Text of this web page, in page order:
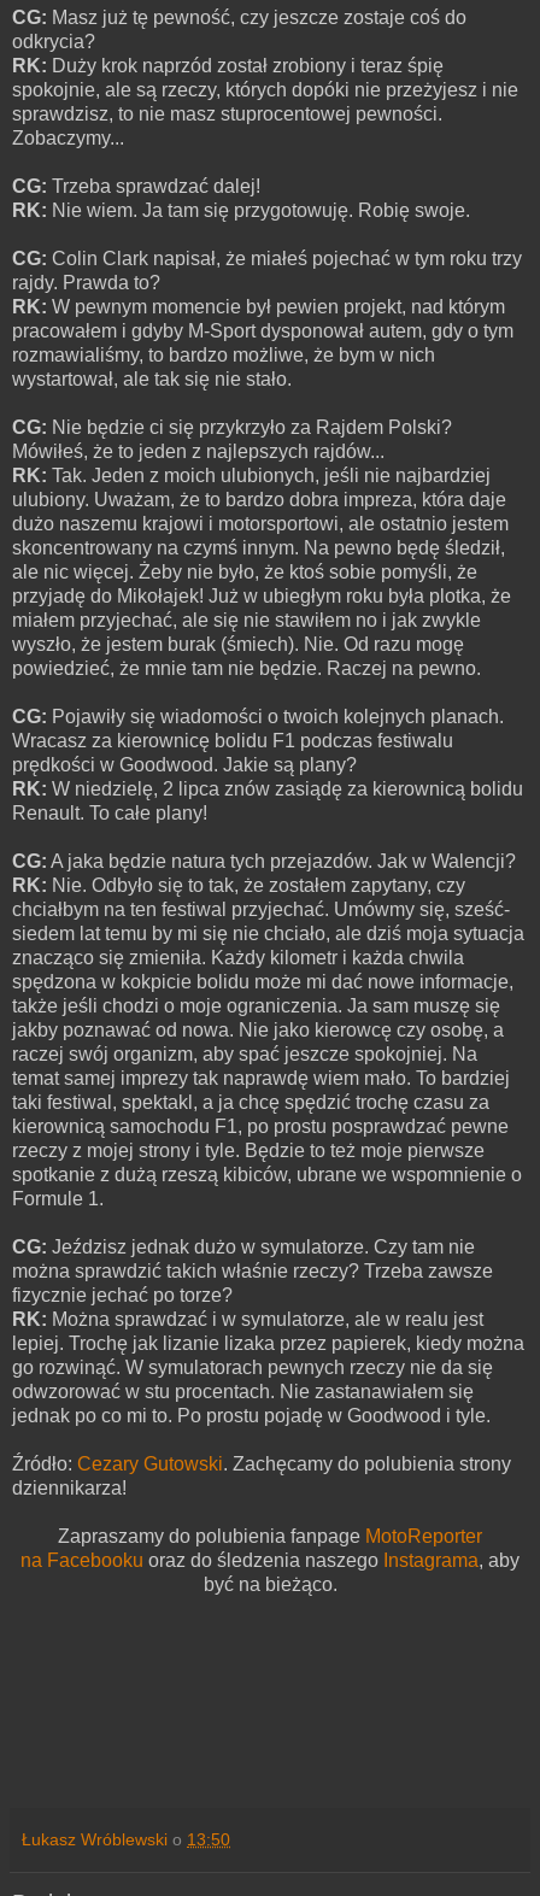
CG: Masz już tę pewność, czy jeszcze zostaje coś do
odkrycia?
RK: Duży krok naprzód został zrobiony i teraz śpię
spokojnie, ale są rzeczy, których dopóki nie przeżyjesz i nie
sprawdzisz, to nie masz stuprocentowej pewności.
Zobaczymy...
CG: Trzeba sprawdzać dalej!
RK: Nie wiem. Ja tam się przygotowuję. Robię swoje.
CG: Colin Clark napisał, że miałeś pojechać w tym roku trzy
rajdy. Prawda to?
RK: W pewnym momencie był pewien projekt, nad którym
pracowałem i gdyby M-Sport dysponował autem, gdy o tym
rozmawialiśmy, to bardzo możliwe, że bym w nich
wystartował, ale tak się nie stało.
CG: Nie będzie ci się przykrzyło za Rajdem Polski?
Mówiłeś, że to jeden z najlepszych rajdów...
RK: Tak. Jeden z moich ulubionych, jeśli nie najbardziej
ulubiony. Uważam, że to bardzo dobra impreza, która daje
dużo naszemu krajowi i motorsportowi, ale ostatnio jestem
skoncentrowany na czymś innym. Na pewno będę śledził,
ale nic więcej. Żeby nie było, że ktoś sobie pomyśli, że
przyjadę do Mikołajek! Już w ubiegłym roku była plotka, że
miałem przyjechać, ale się nie stawiłem no i jak zwykle
wyszło, że jestem burak (śmiech). Nie. Od razu mogę
powiedzieć, że mnie tam nie będzie. Raczej na pewno.
CG: Pojawiły się wiadomości o twoich kolejnych planach.
Wracasz za kierownicę bolidu F1 podczas festiwalu
prędkości w Goodwood. Jakie są plany?
RK: W niedzielę, 2 lipca znów zasiądę za kierownicą bolidu
Renault. To całe plany!
CG: A jaka będzie natura tych przejazdów. Jak w Walencji?
RK: Nie. Odbyło się to tak, że zostałem zapytany, czy
chciałbym na ten festiwal przyjechać. Umówmy się, sześć-
siedem lat temu by mi się nie chciało, ale dziś moja sytuacja
znacząco się zmieniła. Każdy kilometr i każda chwila
spędzona w kokpicie bolidu może mi dać nowe informacje,
także jeśli chodzi o moje ograniczenia. Ja sam muszę się
jakby poznawać od nowa. Nie jako kierowcę czy osobę, a
raczej swój organizm, aby spać jeszcze spokojniej. Na
temat samej imprezy tak naprawdę wiem mało. To bardziej
taki festiwal, spektakl, a ja chcę spędzić trochę czasu za
kierownicą samochodu F1, po prostu posprawdzać pewne
rzeczy z mojej strony i tyle. Będzie to też moje pierwsze
spotkanie z dużą rzeszą kibiców, ubrane we wspomnienie o
Formule 1.
CG: Jeździsz jednak dużo w symulatorze. Czy tam nie
można sprawdzić takich właśnie rzeczy? Trzeba zawsze
fizycznie jechać po torze?
RK: Można sprawdzać i w symulatorze, ale w realu jest
lepiej. Trochę jak lizanie lizaka przez papierek, kiedy można
go rozwinąć. W symulatorach pewnych rzeczy nie da się
odwzorować w stu procentach. Nie zastanawiałem się
jednak po co mi to. Po prostu pojadę w Goodwood i tyle.
Źródło: Cezary Gutowski. Zachęcamy do polubienia strony
dziennikarza!
Zapraszamy do polubienia fanpage MotoReporter
na Facebooku oraz do śledzenia naszego Instagrama, aby
być na bieżąco.
Łukasz Wróblewski o 13:50